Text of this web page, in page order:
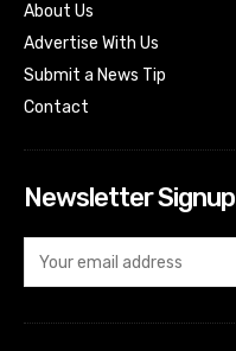
About Us
Advertise With Us
Submit a News Tip
Contact
Newsletter Signup